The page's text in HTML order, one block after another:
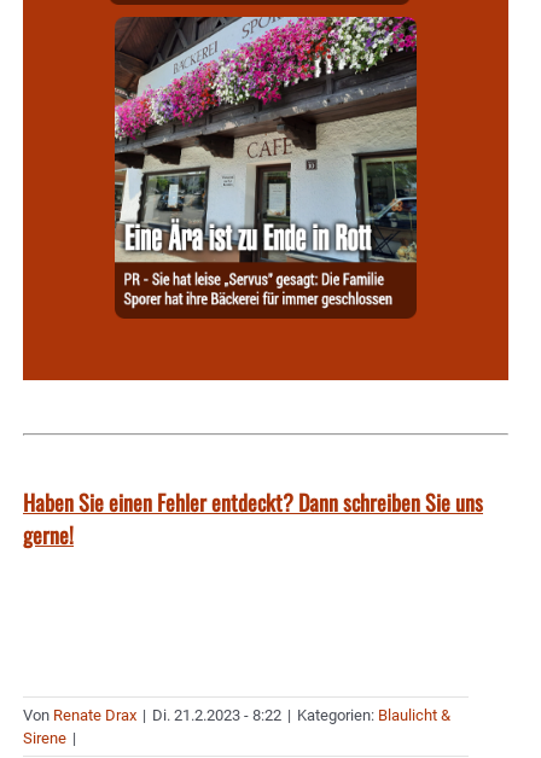
Haben Sie einen Fehler entdeckt? Dann schreiben Sie uns
gerne!
Von Renate Drax | Di. 21.2.2023 - 8:22 | Kategorien: Blaulicht &
Sirene |